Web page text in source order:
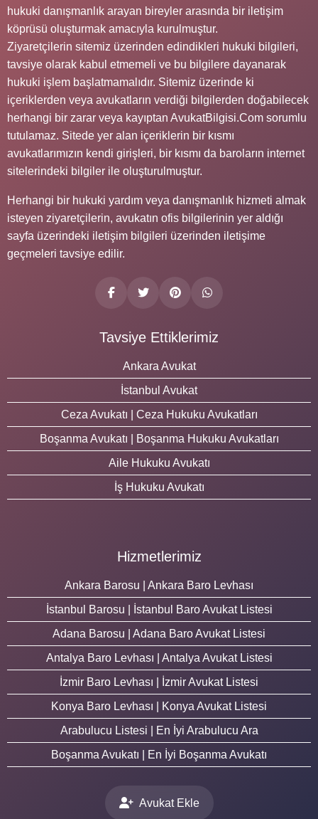
hukuki danışmanlık arayan bireyler arasında bir iletişim
köprüsü oluşturmak amacıyla kurulmuştur.
Ziyaretçilerin sitemiz üzerinden edindikleri hukuki bilgileri,
tavsiye olarak kabul etmemeli ve bu bilgilere dayanarak
hukuki işlem başlatmamalıdır. Sitemiz üzerinde ki
içeriklerden veya avukatların verdiği bilgilerden doğabilecek
herhangi bir zarar veya kayıptan AvukatBilgisi.Com sorumlu
tutulamaz. Sitede yer alan içeriklerin bir kısmı
avukatlarımızın kendi girişleri, bir kısmı da baroların internet
sitelerindeki bilgiler ile oluşturulmuştur.
Herhangi bir hukuki yardım veya danışmanlık hizmeti almak
isteyen ziyaretçilerin, avukatın ofis bilgilerinin yer aldığı
sayfa üzerindeki iletişim bilgileri üzerinden iletişime
geçmeleri tavsiye edilir.
Tavsiye Ettiklerimiz
Ankara Avukat
İstanbul Avukat
Ceza Avukatı | Ceza Hukuku Avukatları
Boşanma Avukatı | Boşanma Hukuku Avukatları
Aile Hukuku Avukatı
İş Hukuku Avukatı
Hizmetlerimiz
Ankara Barosu | Ankara Baro Levhası
İstanbul Barosu | İstanbul Baro Avukat Listesi
Adana Barosu | Adana Baro Avukat Listesi
Antalya Baro Levhası | Antalya Avukat Listesi
İzmir Baro Levhası | İzmir Avukat Listesi
Konya Baro Levhası | Konya Avukat Listesi
Arabulucu Listesi | En İyi Arabulucu Ara
Boşanma Avukatı | En İyi Boşanma Avukatı
Avukat Ekle